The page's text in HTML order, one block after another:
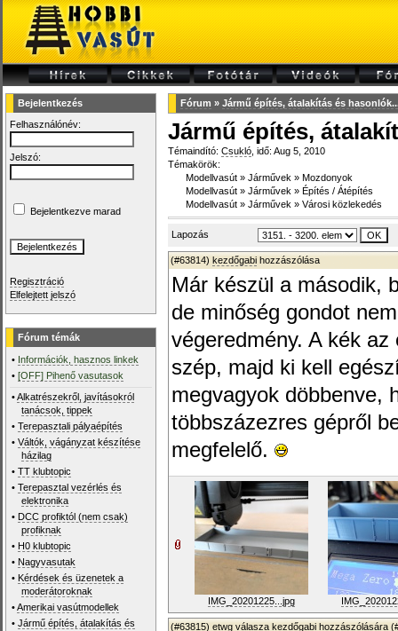
Bejelentkezés
Felhasználónév:
Jelszó:
Bejelentkezve marad
Regisztráció
Elfelejtett jelszó
Fórum témák
• Információk, hasznos linkek
•[OFF] Pihenő vasutasok
•Alkatrészekről, javításokról
tanácsok, tippek
•Terepasztali pályaépítés
•Váltók, vágányzat készítése
házilag
•TT klubtopic
•Terepasztal vezérlés és
elektronika
• DCC profiktól (nem csak)
profiknak
• H0 klubtopic
• Nagyvasutak
• Kérdések és üzenetek a
moderátoroknak
•Amerikai vasútmodellek
•Jármű építés, átalakítás és
Fórum » Jármű építés, átalakítás és
Jármű építés,
Témaindító: Csukló , idő: Aug 5, 2010
Témakörök:
Modellvasút » Járművek » Mozdonyok
Modellvasút » Járművek » Építés / Átépítés
Modellvasút » Járművek » Városi közlekedés
Lapozás
(#63814) kezdőgabi hozzászólása
Már készül a második,
de minőség gondot
végeredmény. A kék
szép, majd ki kell
megvagyok döbbenve,
többszázezres gépről
megfelelő.
IMG_20201225...jpg
(#63815) etwg válasza kezdőgabi hozzászólására (